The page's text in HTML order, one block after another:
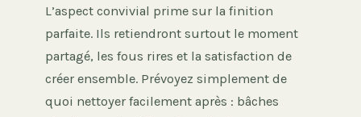
L’aspect convivial prime sur la finition
parfaite. Ils retiendront surtout le moment
partagé, les fous rires et la satisfaction de
créer ensemble. Prévoyez simplement de
quoi nettoyer facilement après : bâches